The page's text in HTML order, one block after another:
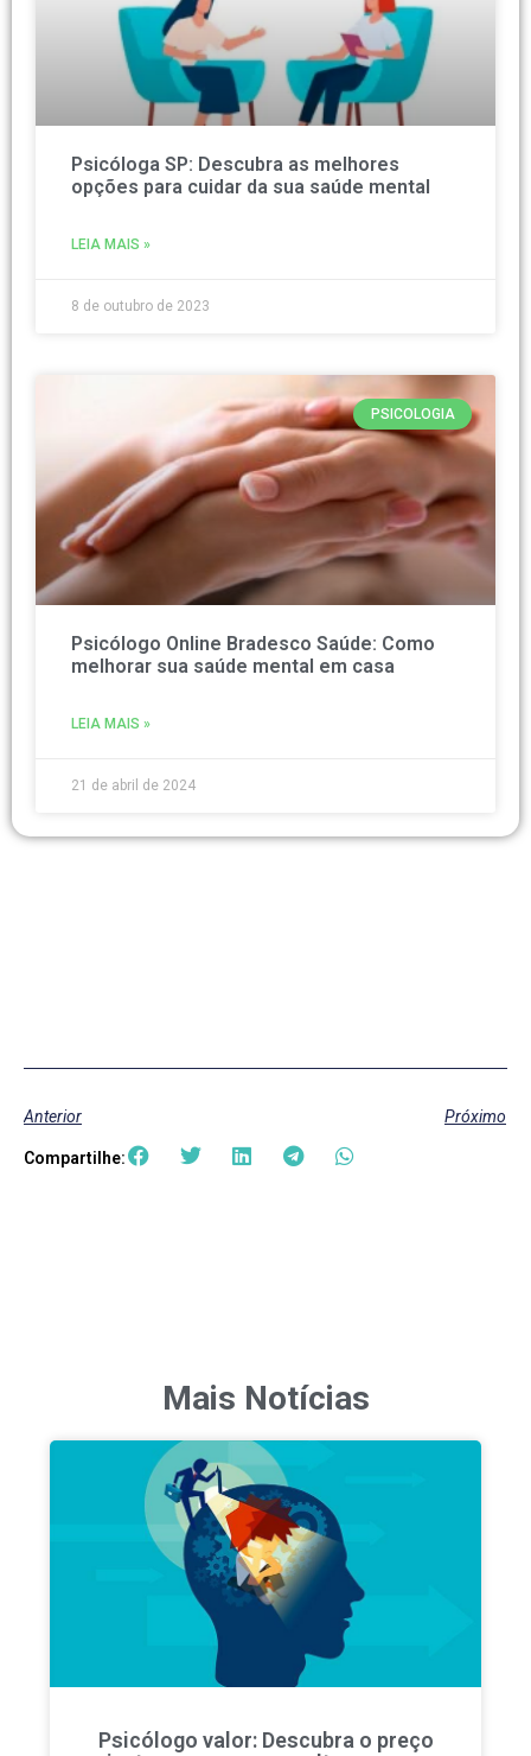
Psicóloga SP: Descubra as melhores
opções para cuidar da sua saúde mental
LEIA MAIS »
8 de outubro de 2023
PSICOLOGIA
Psicólogo Online Bradesco Saúde: Como
melhorar sua saúde mental em casa
LEIA MAIS »
21 de abril de 2024
Anterior Próximo
Compartilhe:
Mais Notícias
Psicólogo valor: Descubra o preço